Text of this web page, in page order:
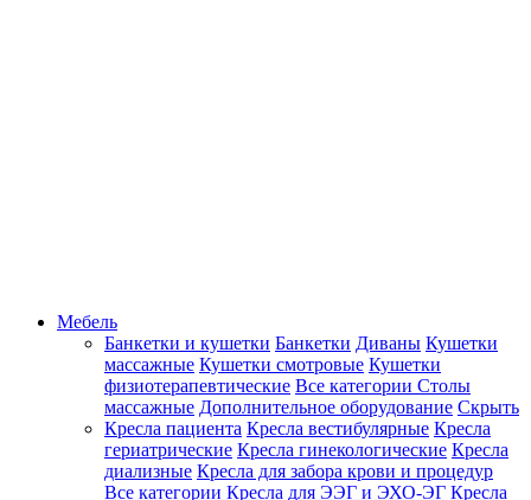
Мебель
Банкетки и кушетки Банкетки Диваны Кушетки
массажные Кушетки смотровые Кушетки
физиотерапевтические Все категории Столы
массажные Дополнительное оборудование Скрыть
Кресла пациента Кресла вестибулярные Кресла
гериатрические Кресла гинекологические Кресла
диализные Кресла для забора крови и процедур
Все категории Кресла для ЭЭГ и ЭХО-ЭГ Кресла